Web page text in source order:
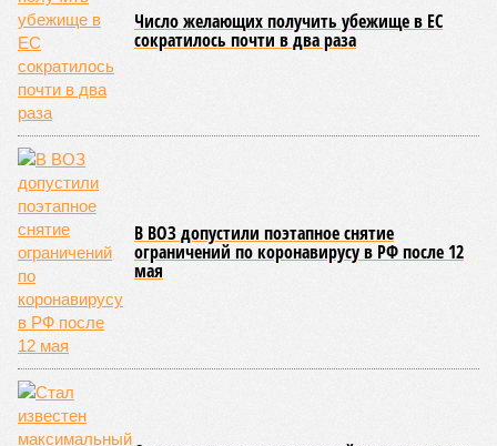
единственной, где в пределах Солнечной системы есть
полноценная жизнь, но Земля также регулярно пытается
процессы на планете включают в себя всевозможные
геологические, метеорологические и физические явления,
которые для человека довольно опасны. Или попросту
смертельны. И вот несколько тому примеров.
Все стихии сразу
Около 100 лет назад в Поднебесной приключилось то, что
у нас назвали бы тридцатью тремя несчастьями. Страну
последовательно поразили: многолетняя засуха, страшный
паводок, невероятные ливни. Несколько миллионов
человек не пережили этот разгул стихий. Вот что тогда
приключилось.
Зима 1931 года выдалась в Китае чрезвычайно
продолжительной и суровой. Снега образовалось огромное